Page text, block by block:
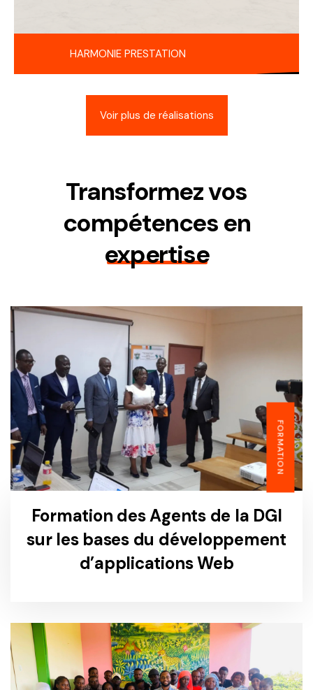
HARMONIE PRESTATION
Voir plus de réalisations
Transformez vos
compétences en
expertise
FORMATION
Formation des Agents de la DGI
sur les bases du développement
d’applications Web